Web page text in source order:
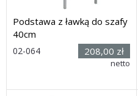
Podstawa z ławką do szafy
40cm
02-064 208,00 zł
netto
Dostawa: 28 dni